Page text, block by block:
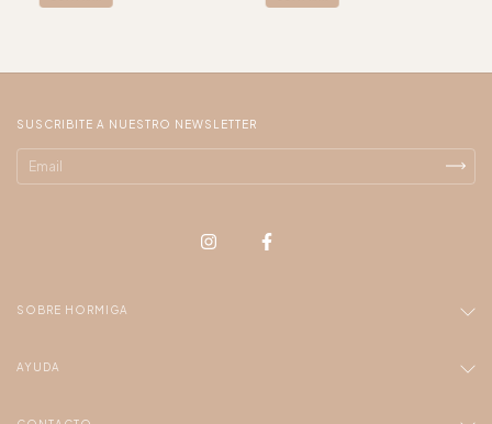
SUSCRIBITE A NUESTRO NEWSLETTER
SOBRE HORMIGA
AYUDA